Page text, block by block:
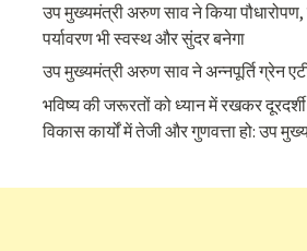
उप मुख्यमंत्री अरुण साव ने किया पौधारोपण,
पर्यावरण भी स्वस्थ और सुंदर बनेगा
उप मुख्यमंत्री अरुण साव ने अन्नपूर्ति ग्रेन
भविष्य की जरूरतों को ध्यान में रखकर दूरदर्शी
विकास कार्यों में तेजी और गुणवत्ता हो: उप